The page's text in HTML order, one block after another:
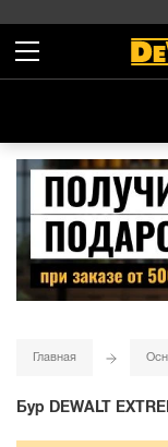
Главная
Бур DEWALT